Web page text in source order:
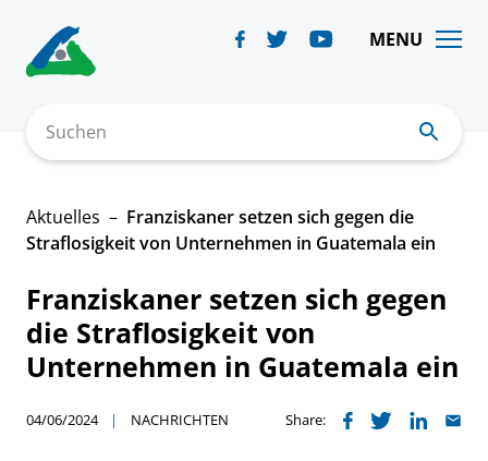
content
MENU
Suchen
Aktuelles
Franziskaner setzen sich gegen die
Straflosigkeit von Unternehmen in Guatemala ein
Franziskaner setzen sich gegen
die Straflosigkeit von
Unternehmen in Guatemala ein
04/06/2024 NACHRICHTEN Share: